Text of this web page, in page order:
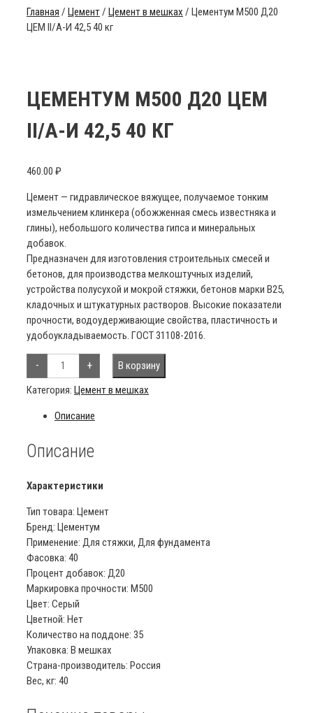
Главная / Цемент/ Цемент в мешках / Цементум М500 Д20
ЦЕМ II/A-И 42,5 40 кг
ЦЕМЕНТУМ М500 Д20 ЦЕМ
II/A-И 42,5 40 КГ
460.00 ₽
Цемент — гидравлическое вяжущее, получаемое тонким
измельчением клинкера (обожженная смесь известняка и
глины), небольшого количества гипса и минеральных
добавок.
Предназначен для изготовления строительных смесей и
бетонов, для производства мелкоштучных изделий,
устройства полусухой и мокрой стяжки, бетонов марки B25,
кладочных и штукатурных растворов. Высокие показатели
прочности, водоудерживающие свойства, пластичность и
удобоукладываемость. ГОСТ 31108-2016.
-
Количество
товара
Цементум
М500
Д20
ЦЕМ
II/A-
40
+
В корзину
Категория: Цемент в мешках
Описание
Описание
Характеристики
Тип товара: Цемент
Бренд: Цементум
Применение: Для стяжки, Для фундамента
Фасовка: 40
Процент добавок: Д20
Маркировка прочности: М500
Цвет: Серый
Цветной: Нет
Количество на поддоне: 35
Упаковка: В мешках
Страна-производитель: Россия
Вес, кг: 40